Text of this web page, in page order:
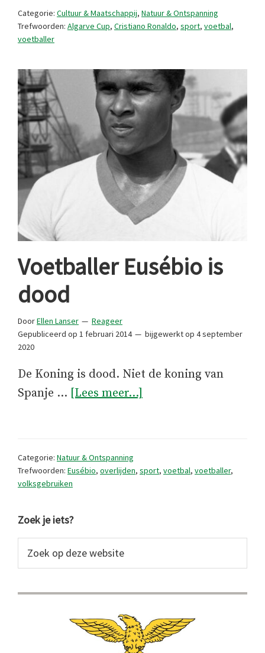
wereld
Categorie: Cultuur & Maatschappij, Natuur & Ontspanning
Trefwoorden: Algarve Cup, Cristiano Ronaldo, sport, voetbal,
voetballer
Voetballer Eusébio is
dood
DoorEllen Lanser
Reageer
Gepubliceerd op 1 februari 2014 bijgewerkt op 4 september
2020
De Koning is dood. Niet de koning van
Spanje … [Lees meer...]
Categorie: Natuur & Ontspanning
Trefwoorden: Eusébio, overlijden, sport, voetbal, voetballer,
volksgebruiken
Primaire
Sidebar
Zoek je iets?
op
website